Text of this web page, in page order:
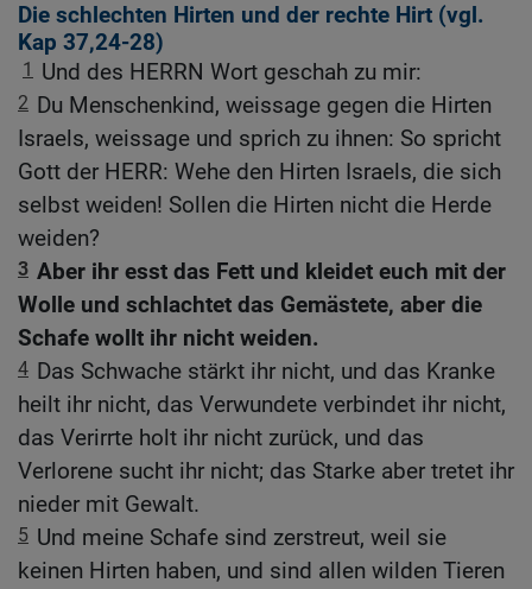
Die schlechten Hirten und der rechte Hirt (vgl.
Kap 37,24-28)
1 Und des HERRN Wort geschah zu mir:
2 Du Menschenkind, weissage gegen die Hirten
Israels, weissage und sprich zu ihnen: So spricht
Gott der HERR: Wehe den Hirten Israels, die sich
selbst weiden! Sollen die Hirten nicht die Herde
weiden?
3 Aber ihr esst das Fett und kleidet euch mit der
Wolle und schlachtet das Gemästete, aber die
Schafe wollt ihr nicht weiden.
4 Das Schwache stärkt ihr nicht, und das Kranke
heilt ihr nicht, das Verwundete verbindet ihr nicht,
das Verirrte holt ihr nicht zurück, und das
Verlorene sucht ihr nicht; das Starke aber tretet ihr
nieder mit Gewalt.
5 Und meine Schafe sind zerstreut, weil sie
keinen Hirten haben, und sind allen wilden Tieren